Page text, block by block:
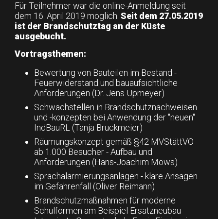
Für Teilnehmer war die online-Anmeldung seit
dem 16. April 2019 möglich.Seit dem 27.05.2019
ist der Brandschutztag an der Küste
ausgebucht.
Vortragsthemen:
Bewertung von Bauteilen im Bestand -
Feuerwiderstand und bauaufsichtliche
Anforderungen (Dr. Jens Upmeyer)
Schwachstellen in Brandschutznachweisen
und -konzepten bei Anwendung der "neuen"
IndBauRL (Tanja Bruckmeier)
Räumungskonzept gemäß §42 MVStättVO
ab 1.000 Besucher - Aufbau und
Anforderungen (Hans-Joachim Möws)
Sprachalarmierungsanlagen - klare Ansagen
im Gefahrenfall (Oliver Reimann)
Brandschutzmaßnahmen für moderne
Schulformen am Beispiel Ersatzneubau